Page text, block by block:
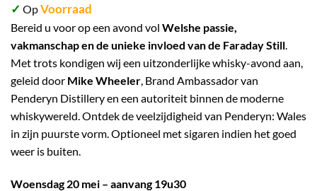
✓ OpVoorraad
Bereid u voor op een avond vol Welshe passie,
vakmanschap en de unieke invloed van de Faraday Still
Met trots kondigen wij een uitzonderlijke whisky-avond aan,
geleid door Mike Wheeler , Brand Ambassador van
Penderyn Distillery en een autoriteit binnen de moderne
whiskywereld. Ontdek de veelzijdigheid van Penderyn: Wales
in zijn puurste vorm. Optioneel met sigaren indien het goed
weer is buiten.
Woensdag 20 mei – aanvang 19u30